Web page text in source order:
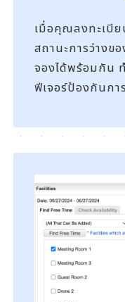
เมื่อคุณลงทะเบีย
สถานะการว่างข
จองได้พร้อมกัน
ฟีเจอร์ป้องกันกา